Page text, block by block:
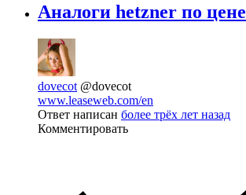
Аналоги hetzner по цене
dovecot @dovecot
www.leaseweb.com/en
Ответ написан более трёх лет назад
Комментировать